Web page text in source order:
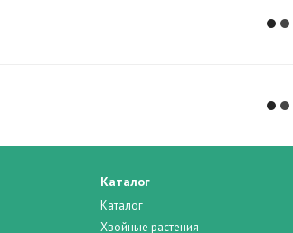
Каталог
Каталог
Хвойные растения